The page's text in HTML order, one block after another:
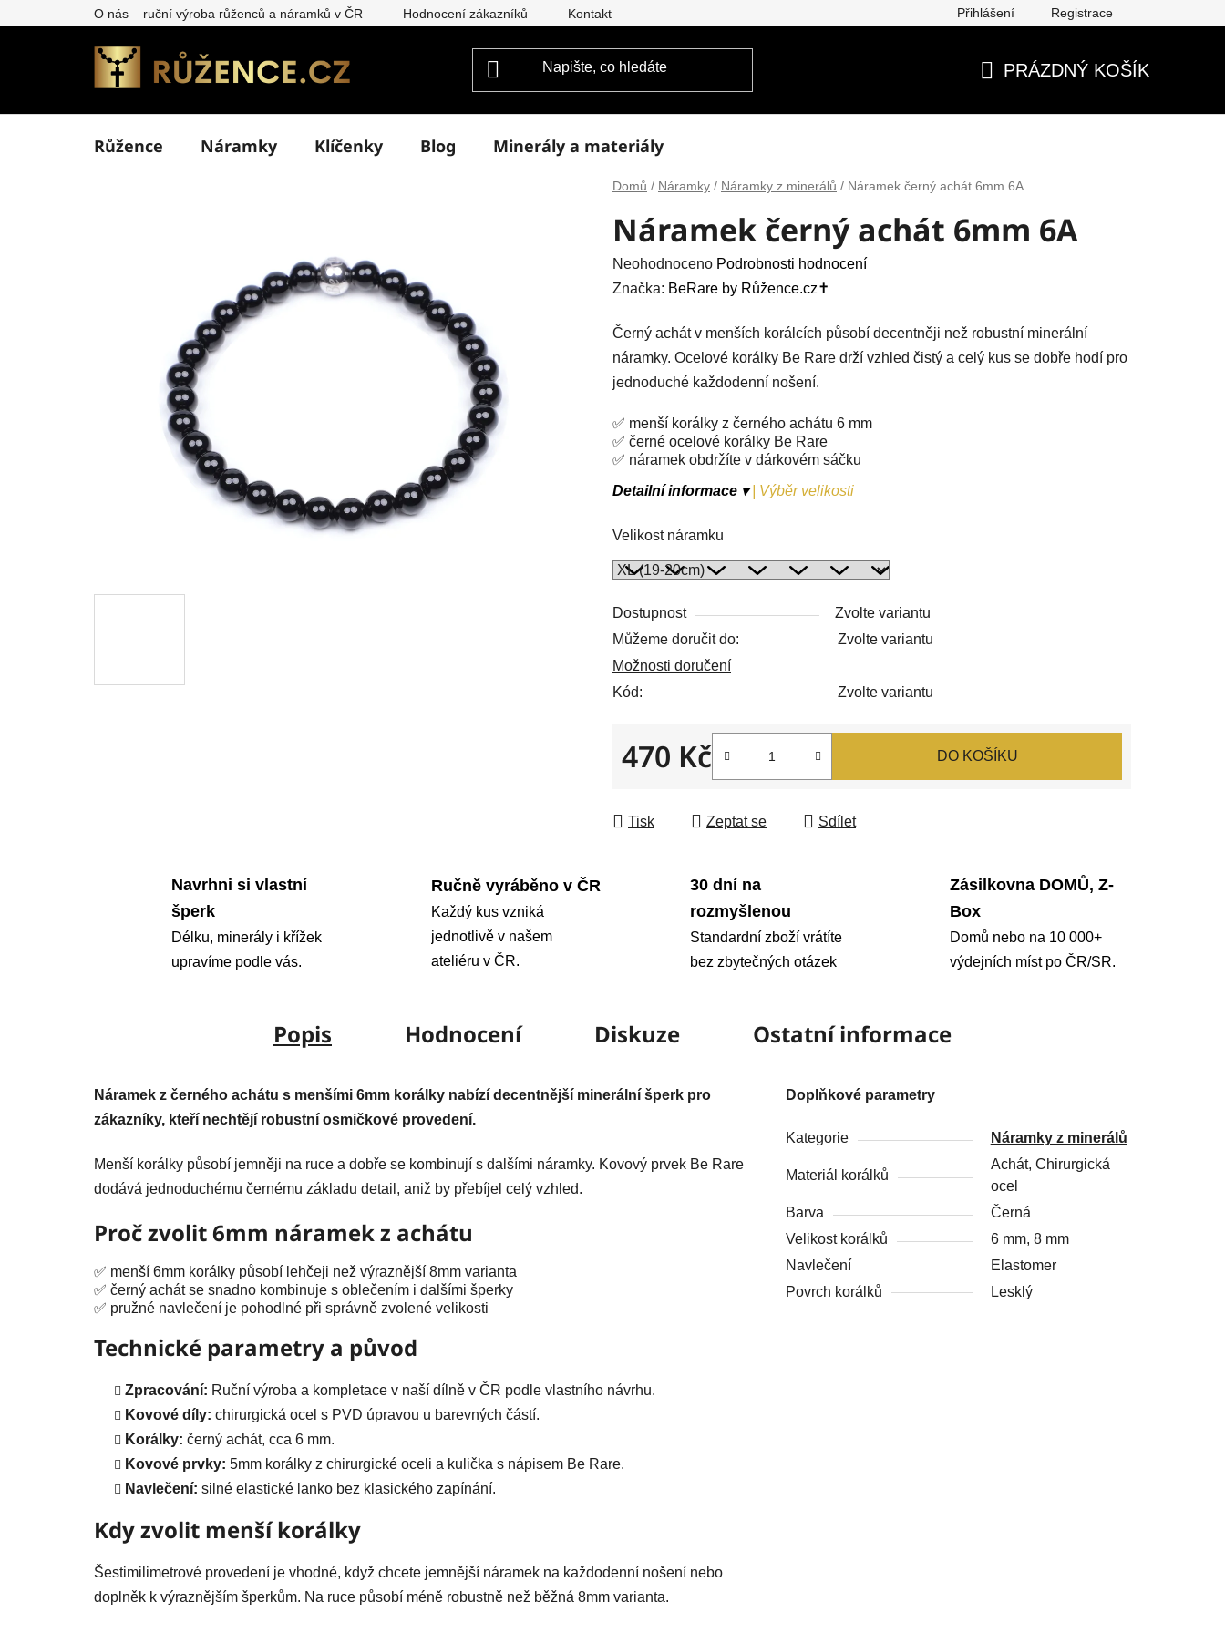
na
O nás – ruční výroba růženců a náramků v ČR Hodnocení zákazníků Kontakty Výměna, vrácení, reklamace Obchodní podmínky
Přihlášení Registrace
PRÁZDNÝ KOŠÍK
Růžence Náramky Klíčenky Blog Minerály a materiály
Domů / Náramky / Náramky z minerálů / Náramek černý achát 6mm 6A
Náramek černý achát 6mm 6A
Průměrné
hodnocení
je
0,0
z
hvězdiček.
Neohodnoceno Podrobnosti hodnocení
Značka: BeRare by Růžence.cz✝️
Černý achát v menších korálcích působí decentněji než robustní minerální
náramky. Ocelové korálky Be Rare drží vzhled čistý a celý kus se dobře hodí pro
jednoduché každodenní nošení.
✅ menší korálky z černého achátu 6 mm
✅ černé ocelové korálky Be Rare
✅ náramek obdržíte v dárkovém sáčku
Detailní informace ▾
Výběr velikosti
Velikost náramku
Dostupnost
Zvolte variantu
Můžeme doručit do:
Zvolte variantu
Možnosti doručení
Kód:
Zvolte variantu
470 Kč DO KOŠÍKU
Tisk Zeptat se Sdílet
Navrhni si vlastní
šperk
Délku, minerály i křížek
upravíme podle vás.
Ručně vyráběno v ČR
Každý kus vzniká
jednotlivě v našem
ateliéru v ČR.
30 dní na
rozmyšlenou
Standardní zboží vrátíte
bez zbytečných otázek
Zásilkovna DOMŮ, Z-
Box
Domů nebo na 10 000+
výdejních míst po ČR/SR.
Popis Hodnocení Diskuze Ostatní informace
Náramek z černého achátu s menšími 6mm korálky nabízí decentnější minerální šperk pro
zákazníky, kteří nechtějí robustní osmičkové provedení.
Menší korálky působí jemněji na ruce a dobře se kombinují s dalšími náramky. Kovový prvek Be Rare
dodává jednoduchému černému základu detail, aniž by přebíjel celý vzhled.
Proč zvolit 6mm náramek z achátu
✅ menší 6mm korálky působí lehčeji než výraznější 8mm varianta
✅ černý achát se snadno kombinuje s oblečením i dalšími šperky
✅ pružné navlečení je pohodlné při správně zvolené velikosti
Technické parametry a původ
Zpracování: Ruční výroba a kompletace v naší dílně v ČR podle vlastního návrhu.
Kovové díly: chirurgická ocel s PVD úpravou u barevných částí.
Korálky: černý achát, cca 6 mm.
Kovové prvky: 5mm korálky z chirurgické oceli a kulička s nápisem Be Rare.
Navlečení: silné elastické lanko bez klasického zapínání.
Kdy zvolit menší korálky
Šestimilimetrové provedení je vhodné, když chcete jemnější náramek na každodenní nošení nebo
doplněk k výraznějším šperkům. Na ruce působí méně robustně než běžná 8mm varianta.
Doplňkové parametry
Kategorie Náramky z minerálů
Materiál korálků
Achát, Chirurgická
ocel
Barva
Černá
Velikost korálků
6 mm, 8 mm
Navlečení
Elastomer
Povrch korálků
Lesklý